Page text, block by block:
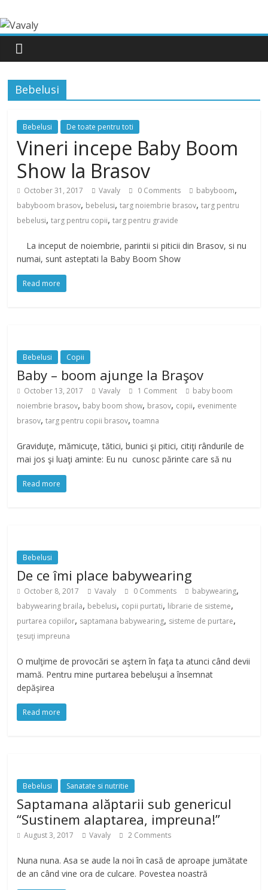
Bebelusi
Bebelusi De toate pentru toti
Vineri incepe Baby Boom
Show la Brasov
October 31, 2017 Vavaly 0 Comments babyboom,
babyboom brasov, bebelusi,targ noiembrie brasov,targ pentru
bebelusi,targ pentru copii,targ pentru gravide
La inceput de noiembrie, parintii si piticii din Brasov, si nu
numai, sunt asteptati la Baby Boom Show
Read more
Bebelusi Copii
Baby – boom ajunge la Braşov
October 13, 2017 Vavaly 1 Comment
baby boom
noiembrie brasov, baby boom show, brasov, copii, evenimente
brasov,targ pentru copii brasov,toamna
Graviduţe, mămicuţe, tătici, bunici şi pitici, citiţi rândurile de
mai jos şi luaţi aminte: Eu nu cunosc părinte care să nu
Read more
Bebelusi
De ce îmi place babywearing
October 8, 2017 Vavaly 0 Comments babywearing,
babywearing braila, bebelusi, copii purtati, librarie de sisteme,
purtarea copiilor, saptamana babywearing, sisteme de purtare,
ţesuţi impreuna
O mulţime de provocări se aştern în faţa ta atunci când devii
mamă. Pentru mine purtarea bebeluşui a însemnat
depăşirea
Read more
Bebelusi Sanatate si nutritie
Saptamana alăptarii sub genericul
“Sustinem alaptarea, impreuna!”
August 3, 2017 Vavaly 2 Comments
Nuna nuna. Asa se aude la noi în casă de aproape jumătate
de an când vine ora de culcare. Povestea noastră